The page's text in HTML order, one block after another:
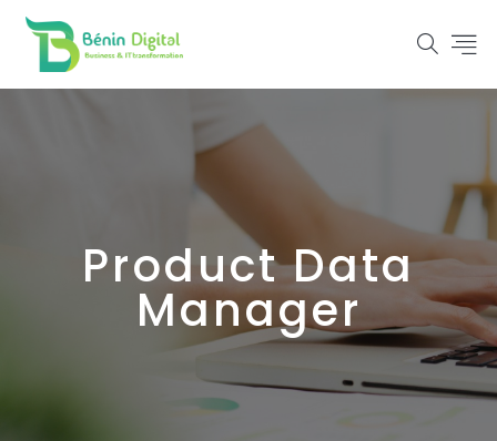
Product Data
Manager